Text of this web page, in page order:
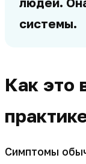
системы.
Как это
Симптомы